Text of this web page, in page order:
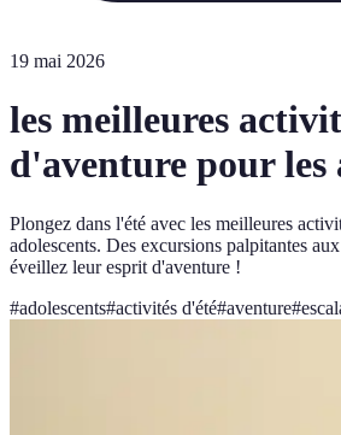
19 mai 2026
les meilleures
d'aventure pour les
Plongez dans l'été avec les meilleures
adolescents. Des excursions palpitantes
éveillez leur esprit d'aventure !
#adolescents#activités d'été#aventure#